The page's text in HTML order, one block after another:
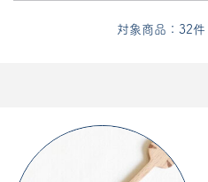
対象商品：32件